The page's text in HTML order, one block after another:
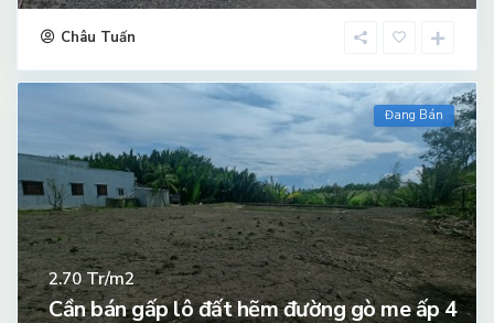
Châu Tuấn
Đang Bán
2.70Tr/m2
Cần bán gấp lô đất hẽm đường gò me ấp 4